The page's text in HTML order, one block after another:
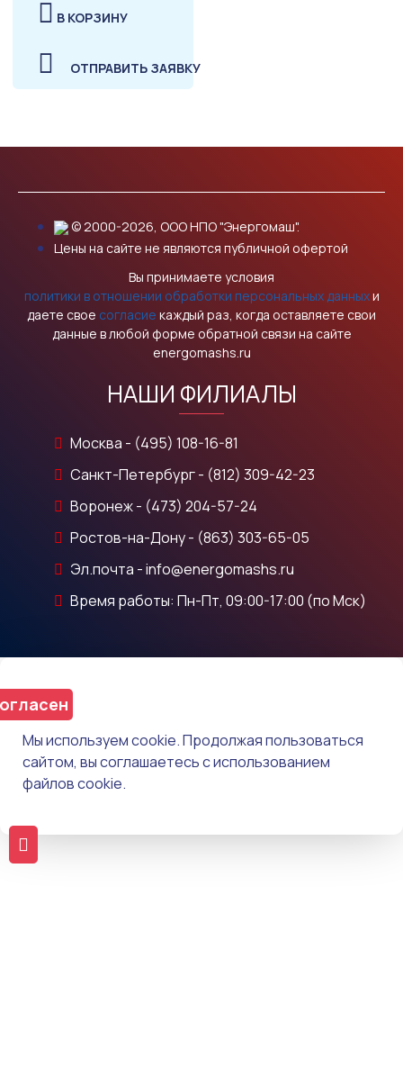
В КОРЗИНУ
ОТПРАВИТЬ ЗАЯВКУ
© 2000-2026, ООО НПО "Энергомаш".
Цены на сайте не являются публичной офертой
Вы принимаете условия
политики в отношении обработки персональных данныхи
даете свое согласие каждый раз, когда оставляете свои
данные в любой форме обратной связи на сайте
energomashs.ru
НАШИ ФИЛИАЛЫ
Москва - (495) 108-16-81
Санкт-Петербург - (812) 309-42-23
Воронеж - (473) 204-57-24
Ростов-на-Дону - (863) 303-65-05
Эл.почта - info@energomashs.ru
Время работы: Пн-Пт, 09:00-17:00 (по Мск)
Мы используем cookie. Продолжая пользоваться
сайтом, вы соглашаетесь с использованием
файлов cookie.